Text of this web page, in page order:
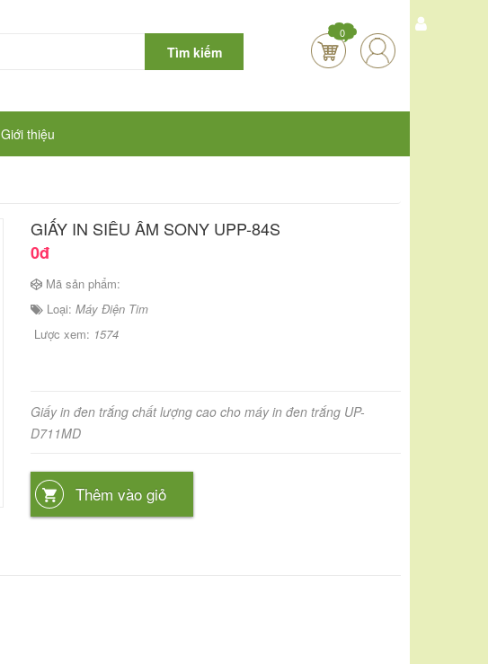
Tìm kiếm
0
Giới thiệu
GIẤY IN SIÊU ÂM SONY UPP-84S
0đ
Mã sản phẩm:
Loại: Máy Điện Tim
Lược xem: 1574
Giấy in đen trắng chất lượng cao cho máy in đen trắng UP-
D711MD
Thêm vào giỏ